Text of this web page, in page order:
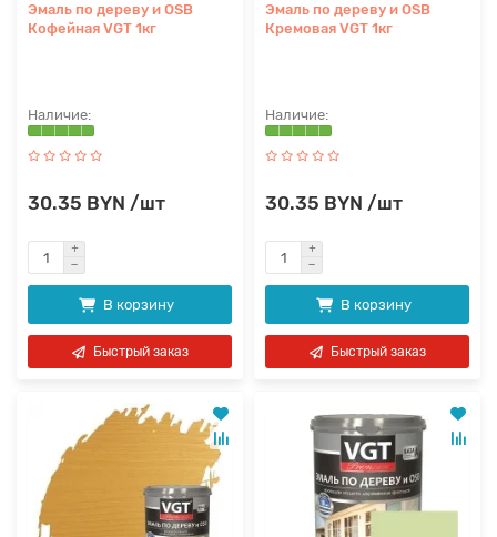
Эмаль по дереву и OSB
Кофейная VGT 1кг
30.35 BYN /шт
В корзину
Быстрый заказ
Эмаль по дереву и OSB
Кремовая VGT 1кг
30.35 BYN /шт
В корзину
Быстрый заказ